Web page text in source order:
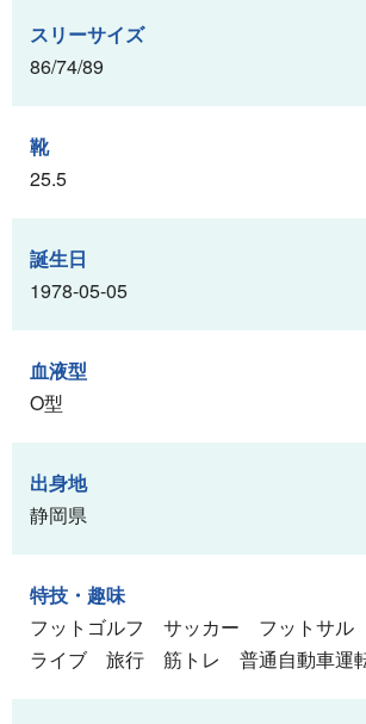
スリーサイズ
86/74/89
靴
25.5
誕生日
1978-05-05
血液型
O型
出身地
静岡県
特技・趣味
フットゴルフ サッカー フットサ
ライブ 旅行 筋トレ 普通自動車運